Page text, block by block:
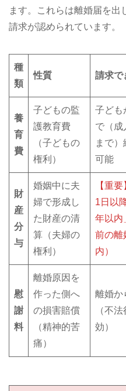
ます。これらは離婚届を出
請求が認められています。
種
類
性質 請求で
養
育
費
子どもの監
護教育費
（子どもの
権利）
子ども
で（成
まで
可能
財
産
分
与
婚姻中に夫
婦で形成し
た財産の清
算（夫婦の
権利）
【重
1日以
年以内
前の離
内）
慰
謝
料
離婚原因を
作った側へ
の損害賠償
（精神的苦
痛）
離婚か
（不
効）